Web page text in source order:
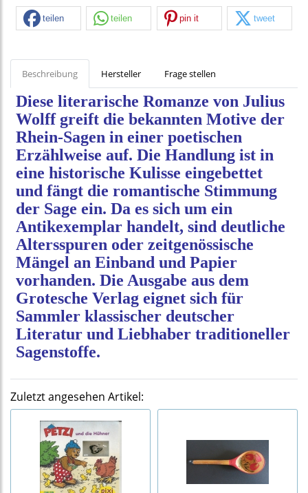
teilen teilen pin it tweet
Beschreibung Hersteller Frage stellen
Diese literarische Romanze von Julius
Wolff greift die bekannten Motive der
Rhein-Sagen in einer poetischen
Erzählweise auf. Die Handlung ist in
eine historische Kulisse eingebettet
und fängt die romantische Stimmung
der Sage ein. Da es sich um ein
Antikexemplar handelt, sind deutliche
Altersspuren oder zeitgenössische
Mängel an Einband und Papier
vorhanden. Die Ausgabe aus dem
Grotesche Verlag eignet sich für
Sammler klassischer deutscher
Literatur und Liebhaber traditioneller
Sagenstoffe.
Zuletzt angesehen Artikel: